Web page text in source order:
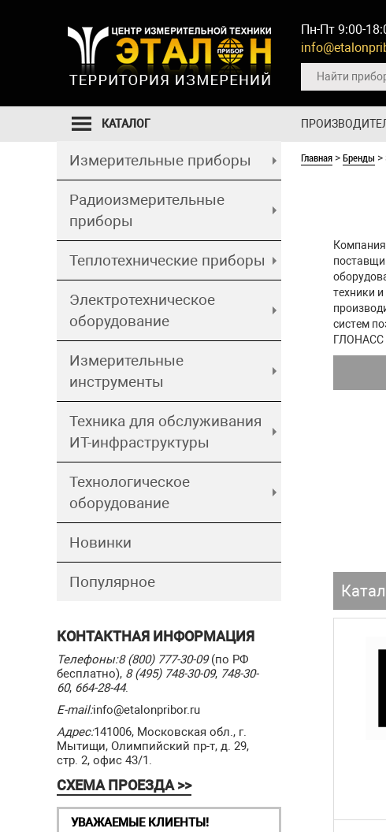
Пн-Пт 9:00-
КАТАЛОГ
Измерительные приборы
Радиоизмерительные
приборы
Теплотехнические приборы
Электротехническое
оборудование
Измерительные
инструменты
Техника для обслуживания
ИТ-инфраструктуры
Технологическое
оборудование
Новинки
Популярное
КОНТАКТНАЯ ИНФОРМАЦИЯ
Телефоны:8 (800) 777-30-09(по РФ
бесплатно), 8 (495) 748-30-09, 748-30-
60, 664-28-44.
E-mail:info@etalonpribor.ru
Адрес:141006, Московская обл., г.
Мытищи, Олимпийский пр-т, д. 29,
стр. 2, офис 43/1.
СХЕМА ПРОЕЗДА >>
УВАЖАЕМЫЕ КЛИЕНТЫ!
Главная >Бренды >
техники
систем
ГЛОНАСС